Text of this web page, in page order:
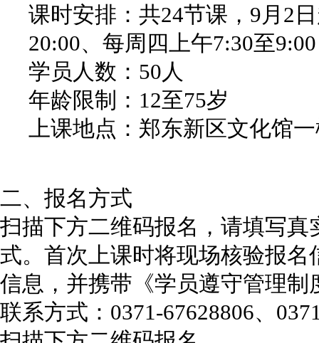
课时安排：共24节课，9月2
20:00、每周四上午7:30至9:00
学员人数：50人
年龄限制：12至75岁
上课地点：郑东新区文化馆
二、报名方式
扫描下方二维码报名，请填写
式。首次上课时将现场核验报
信息，并携带《学员遵守管理制
联系方式：0371-67628806、